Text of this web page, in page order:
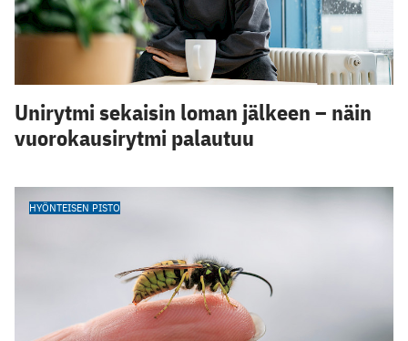
Unirytmi sekaisin loman jälkeen – näin
vuorokausirytmi palautuu
HYÖNTEISEN PISTO